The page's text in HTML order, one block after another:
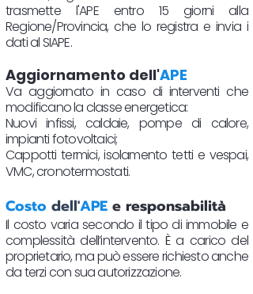
trasmette l'APE entro 15 giorni alla
Regione/Provincia, che lo registra e invia i
dati al SIAPE.
Aggiornamento dell'APE
Va aggiornato in caso di interventi che
modificano la classe energetica:
Nuovi infissi, caldaie, pompe di calore,
impianti fotovoltaici;
Cappotti termici, isolamento tetti e vespai,
VMC, cronotermostati.​
Costo dell'APE e responsabilità
Il costo varia secondo il tipo di immobile e
complessità dell’intervento. È a carico del
proprietario, ma può essere richiesto anche
da terzi con sua autorizzazione.